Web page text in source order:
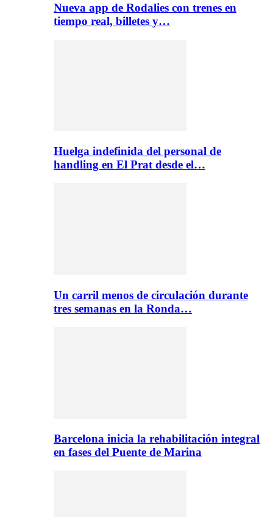
Nueva app de Rodalies con trenes en
tiempo real, billetes y…
Huelga indefinida del personal de
handling en El Prat desde el…
Un carril menos de circulación durante
tres semanas en la Ronda…
Barcelona inicia la rehabilitación integral
en fases del Puente de Marina